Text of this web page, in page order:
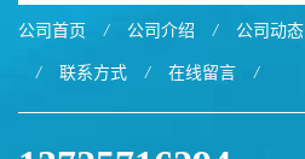
公司首页 / 公司介绍 / 公司动态
/ 联系方式 / 在线留言 /